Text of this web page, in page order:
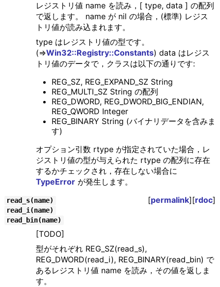
レジストリ値 name を読み，[ type, data ] の配列
で返します。 name が nil の場合，(標準) レジス
トリ値が読み込まれます。
type はレジストリ値の型です。
(⇒Win32::Registry::Constants) data はレジス
トリ値のデータで，クラスは以下の通りです:
REG_SZ, REG_EXPAND_SZ String
REG_MULTI_SZ String の配列
REG_DWORD, REG_DWORD_BIG_ENDIAN,
REG_QWORD Integer
REG_BINARY String (バイナリデータを含みま
す)
オプション引数 rtype が指定されていた場合，レ
ジストリ値の型が与えられた rtype の配列に存在
するかチェックされ，存在しない場合に
TypeErrorが発生します。
read_s(name) [permalink][rdoc]
read_i(name)
read_bin(name)
[TODO]
型がそれぞれ REG_SZ(read_s),
REG_DWORD(read_i), REG_BINARY(read_bin) で
あるレジストリ値 name を読み，その値を返しま
す。